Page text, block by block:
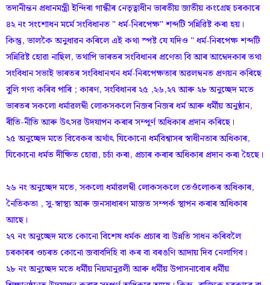
তদানীন্তন প্ৰধানমন্ত্ৰী ইন্দিৰা গান্ধীৰ নেতৃত্বাধীন ভাৰতীয় জাতীয় কংগ্ৰেছ চৰকাৰে
৪২ নং সংশোধন মৰ্মে সংবিধানত " ধৰ্ম-নিৰপেক্ষ" শব্দটি সন্নিৱিষ্ট কৰা হয়।
কিন্তু, ভালকৈ অনুধাৱন কৰিলে এই কথা স্পষ্ট যে যদিও " ধৰ্ম-নিৰপেক্ষ শব্দটি
সন্নিৱিষ্ট হোৱা নাছিল, তথাপি ভাৰতৰ সংবিধানৰ প্ৰণেতা বি আৰ আম্বেদকাৰ তথা
সংবিধান সভাই ভাৰতৰ সংবিধানখন ধৰ্ম-নিৰপেক্ষতাৰ অৱলম্বনত প্ৰণয়ন কৰিছে
বুলি গণ্য কৰিব পাৰি ; কাৰণ, সংবিধানৰ ২৫ ,২৬,২৭ আৰু ২৮ অনুচ্ছেদ মতে
ভাৰতৰ সকলো ধৰ্মাৱলম্বী লোকসকলে নিজৰ নিজৰ ধৰ্ম আৰু ধৰ্মীয় অনুষ্ঠান,
ৰীতি-নীতি আৰু উৎসৱ উদযাপন কৰাৰ সম্পূৰ্ণ অধিকাৰ প্ৰদান কৰিছে।
২৫ অনুচ্ছেদ মতে বিবেকৰ অৰ্থাৎ যিকোনো ধৰ্মবিশ্বাসৰ স্বাধীনতাৰ অধিকাৰ,
যিকোনো ধৰ্মত দীক্ষিত হোৱা, চৰ্চা কৰা, প্ৰচাৰ কৰাৰ অধিকাৰ প্ৰদান কৰা হৈছে।
২৬ নং অনুচ্ছেদ মতে, সকলো ধৰ্মাৱলম্বী লোকসকলে তেওঁলোকৰ অধিকাৰ,
নৈতিকতা , সু-স্বাস্থ্য আৰু জনসাধাৰণ মাজত সম্পৰ্ক স্থাপন কৰাৰ অধিকাৰ
আছে।
২৭ নং অনুচ্ছেদ মতে কোনো বিশেষ ধৰ্মক প্ৰচাৰ বা উন্নতি সাধন কৰিবলৈ
চৰকাৰৰ ওচৰত কোনো জবাবদিহি বা কৰ বা বৰঙণি আদায় দিব নেলাগিব।
২৮ নং অনুচ্ছেদ মতে ধৰ্মীয় নিয়মানুৱলী আৰু ধৰ্মীয় উপাসনাবোৰ ধৰ্মীয়